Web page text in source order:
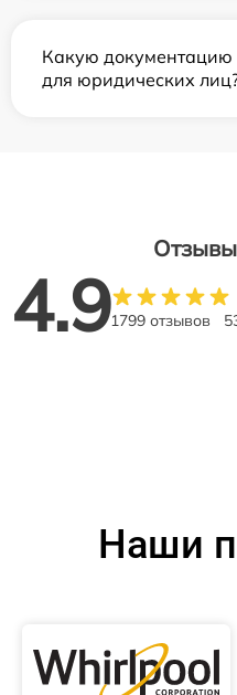
Какую документацию
для юридических
4.91799 отзывов
Наши